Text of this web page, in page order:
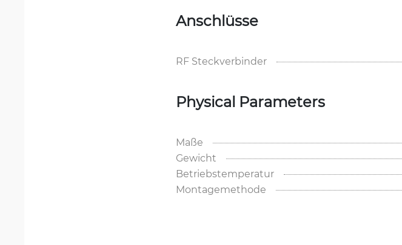
Anschlüsse
RF Steckverbinder
Physical Parameters
Maße
Gewicht
Betriebstemperatur
Montagemethode